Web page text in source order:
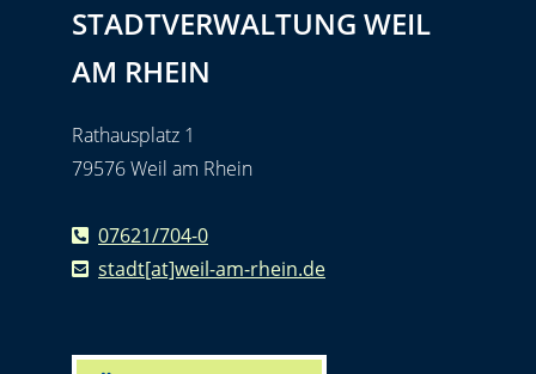
STADTVERWALTUNG WEIL
AM RHEIN
Rathausplatz 1
79576 Weil am Rhein
07621/704-0
stadt[at]weil-am-rhein.de